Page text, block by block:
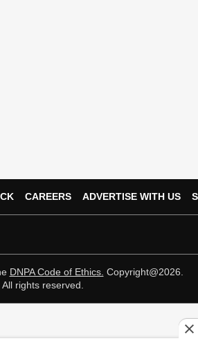
CAREERS ADVERTISE WITH US
DNPA Code of Ethics. Copyright@2026.
All rights reserved.